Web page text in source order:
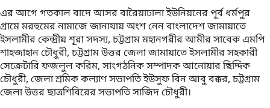
এর আগে গতকাল বাদে আসর বারৈয়াঢালা ইউনিয়নের পূর্ব ধর্মপুর
গ্রামে মরহুমের নামাজে জানাযায় অংশ নেন বাংলাদেশ জামায়াতে
ইসলামীর কেন্দ্রীয় শূরা সদস্য, চট্টগ্রাম মহানগরীর আমীর সাবেক এমপি
শাহজাহান চৌধুরী, চট্টগ্রাম উত্তর জেলা জামায়াতে ইসলামীর সহকারী
সেক্রেটারি ফজলুল করিম, সাংগঠনিক সম্পাদক আনোয়ার ছিদ্দিক
চৌধুরী, জেলা শ্রমিক কল্যাণ সভাপতি ইউসুফ বিন আবু বক্কর, চট্টগ্রাম
জেলা উত্তর ছাত্রশিবিরের সভাপতি সাজিদ চৌধুরী।